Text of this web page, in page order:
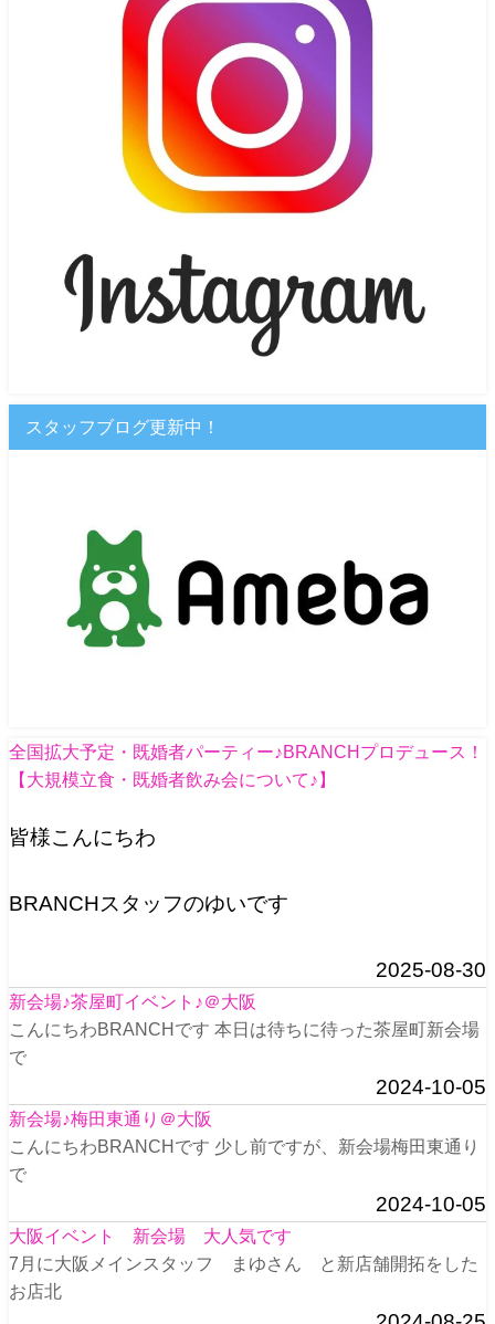
スタッフブログ更新中！
全国拡大予定・既婚者パーティー♪BRANCHプロデュース！
【大規模立食・既婚者飲み会について♪】
皆様こんにちわ
BRANCHスタッフのゆいです
2025-08-30
新会場♪茶屋町イベント♪＠大阪
こんにちわBRANCHです 本日は待ちに待った茶屋町新会場
で
2024-10-05
新会場♪梅田東通り＠大阪
こんにちわBRANCHです 少し前ですが、新会場梅田東通り
で
2024-10-05
大阪イベント 新会場 大人気です
7月に大阪メインスタッフ まゆさん と新店舗開拓をした
お店北